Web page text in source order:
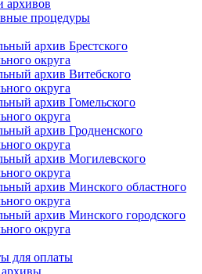
архивов
процедуры
архив Брестского
округа
архив Витебского
округа
архив Гомельского
округа
архив Гродненского
округа
архив Могилевского
округа
архив Минского областного
округа
архив Минского городского
округа
для оплаты